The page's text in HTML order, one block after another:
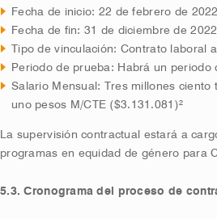
Fecha de inicio: 22 de febrero de 2022
Fecha de fin: 31 de diciembre de
Tipo de vinculación: Contrato laboral
Periodo de prueba: Habrá un periodo
Salario Mensual: Tres millones ciento
uno pesos M/CTE ($3.131.081)²
La supervisión contractual estará a
programas en equidad de género para
5.3. Cronograma del proceso de